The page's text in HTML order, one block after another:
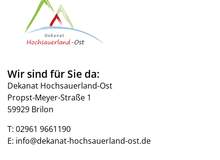
Wir sind für Sie da:
Dekanat Hochsauerland-Ost
Propst-Meyer-Straße 1
59929 Brilon
T: 02961 9661190
E: info@dekanat-hochsauerland-ost.de